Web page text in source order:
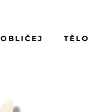
OBLIČEJ
TĚLO